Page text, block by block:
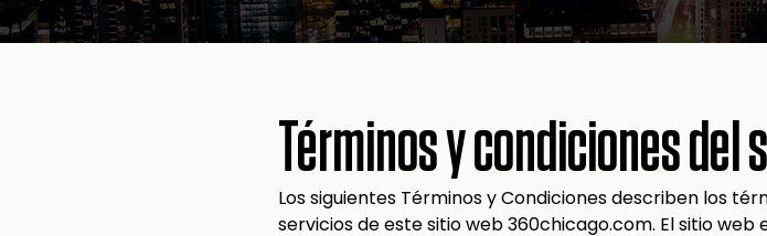
Términos y condiciones del
Los siguientes Términos y Condiciones describen los
servicios de este sitio web 360chicago.com. El sitio